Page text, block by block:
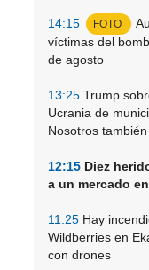
14:15 FOTO
víctimas del
de agosto
13:25 Trump
Ucrania de
Nosotros
12:15 Diez
a un mercado
11:25 Hay
Wildberries en
con drones